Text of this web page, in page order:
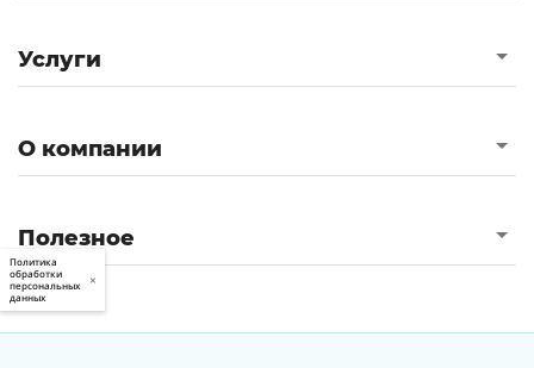
Услуги
О компании
Полезное
Политика
обработки
персональных
данных
×